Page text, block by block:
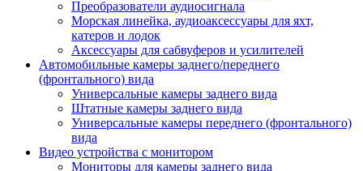
Преобразователи аудиосигнала
Морская линейка, аудиоаксессуары для яхт,
катеров и лодок
Аксессуары для сабвуферов и усилителей
Автомобильные камеры заднего/переднего
(фронтального) вида
Универсальные камеры заднего вида
Штатные камеры заднего вида
Универсальные камеры переднего (фронтального)
вида
Видео устройства c монитором
Мониторы для камеры заднего вида